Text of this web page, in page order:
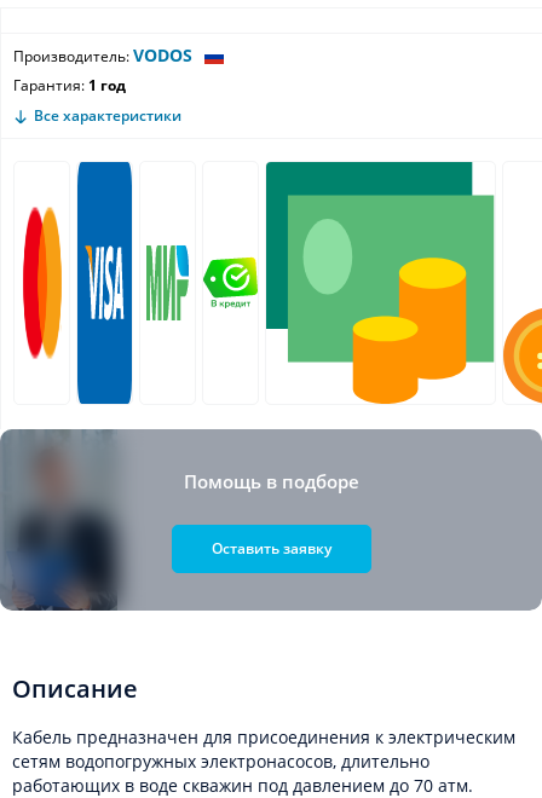
Производитель:VODOS
Гарантия: 1 год
Все характеристики
Помощь в подборе
Оставить заявку
Описание
Кабель предназначен для присоединения к электрическим
сетям водопогружных электронасосов, длительно
работающих в воде скважин под давлением до 70 атм.